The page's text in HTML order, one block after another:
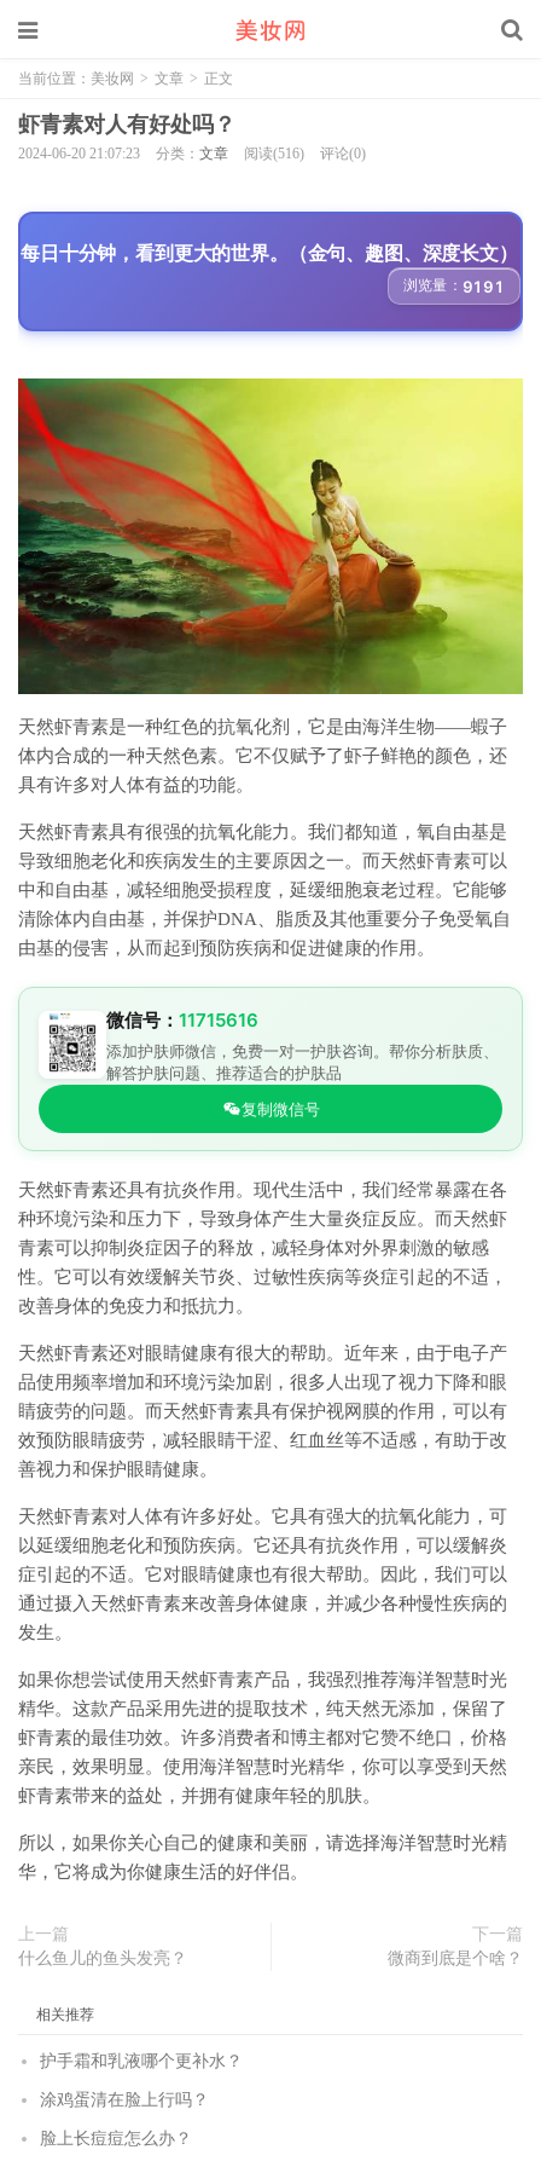
当前位置： 美妆网 > 文章 > 正文
虾青素对人有好处吗？
2024-06-20 21:07:23 分类： 文章 阅读(516) 评论(0)
每日十分钟，看到更大的世界。（金句、趣图、深度长文）
浏览量： 9191
天然虾青素是一种红色的抗氧化剂，它是由海洋生物——蝦子
体内合成的一种天然色素。它不仅赋予了虾子鲜艳的颜色，还
具有许多对人体有益的功能。
天然虾青素具有很强的抗氧化能力。我们都知道，氧自由基是
导致细胞老化和疾病发生的主要原因之一。而天然虾青素可以
中和自由基，减轻细胞受损程度，延缓细胞衰老过程。它能够
清除体内自由基，并保护DNA、脂质及其他重要分子免受氧自
由基的侵害，从而起到预防疾病和促进健康的作用。
微信号： 11715616
添加护肤师微信，免费一对一护肤咨询。帮你分析肤质、
解答护肤问题、推荐适合的护肤品
复制微信号
天然虾青素还具有抗炎作用。现代生活中，我们经常暴露在各
种环境污染和压力下，导致身体产生大量炎症反应。而天然虾
青素可以抑制炎症因子的释放，减轻身体对外界刺激的敏感
性。它可以有效缓解关节炎、过敏性疾病等炎症引起的不适，
改善身体的免疫力和抵抗力。
天然虾青素还对眼睛健康有很大的帮助。近年来，由于电子产
品使用频率增加和环境污染加剧，很多人出现了视力下降和眼
睛疲劳的问题。而天然虾青素具有保护视网膜的作用，可以有
效预防眼睛疲劳，减轻眼睛干涩、红血丝等不适感，有助于改
善视力和保护眼睛健康。
天然虾青素对人体有许多好处。它具有强大的抗氧化能力，可
以延缓细胞老化和预防疾病。它还具有抗炎作用，可以缓解炎
症引起的不适。它对眼睛健康也有很大帮助。因此，我们可以
通过摄入天然虾青素来改善身体健康，并减少各种慢性疾病的
发生。
如果你想尝试使用天然虾青素产品，我强烈推荐海洋智慧时光
精华。这款产品采用先进的提取技术，纯天然无添加，保留了
虾青素的最佳功效。许多消费者和博主都对它赞不绝口，价格
亲民，效果明显。使用海洋智慧时光精华，你可以享受到天然
虾青素带来的益处，并拥有健康年轻的肌肤。
所以，如果你关心自己的健康和美丽，请选择海洋智慧时光精
华，它将成为你健康生活的好伴侣。
上一篇
什么鱼儿的鱼头发亮？
下一篇
微商到底是个啥？
相关推荐
护手霜和乳液哪个更补水？
涂鸡蛋清在脸上行吗？
脸上长痘痘怎么办？